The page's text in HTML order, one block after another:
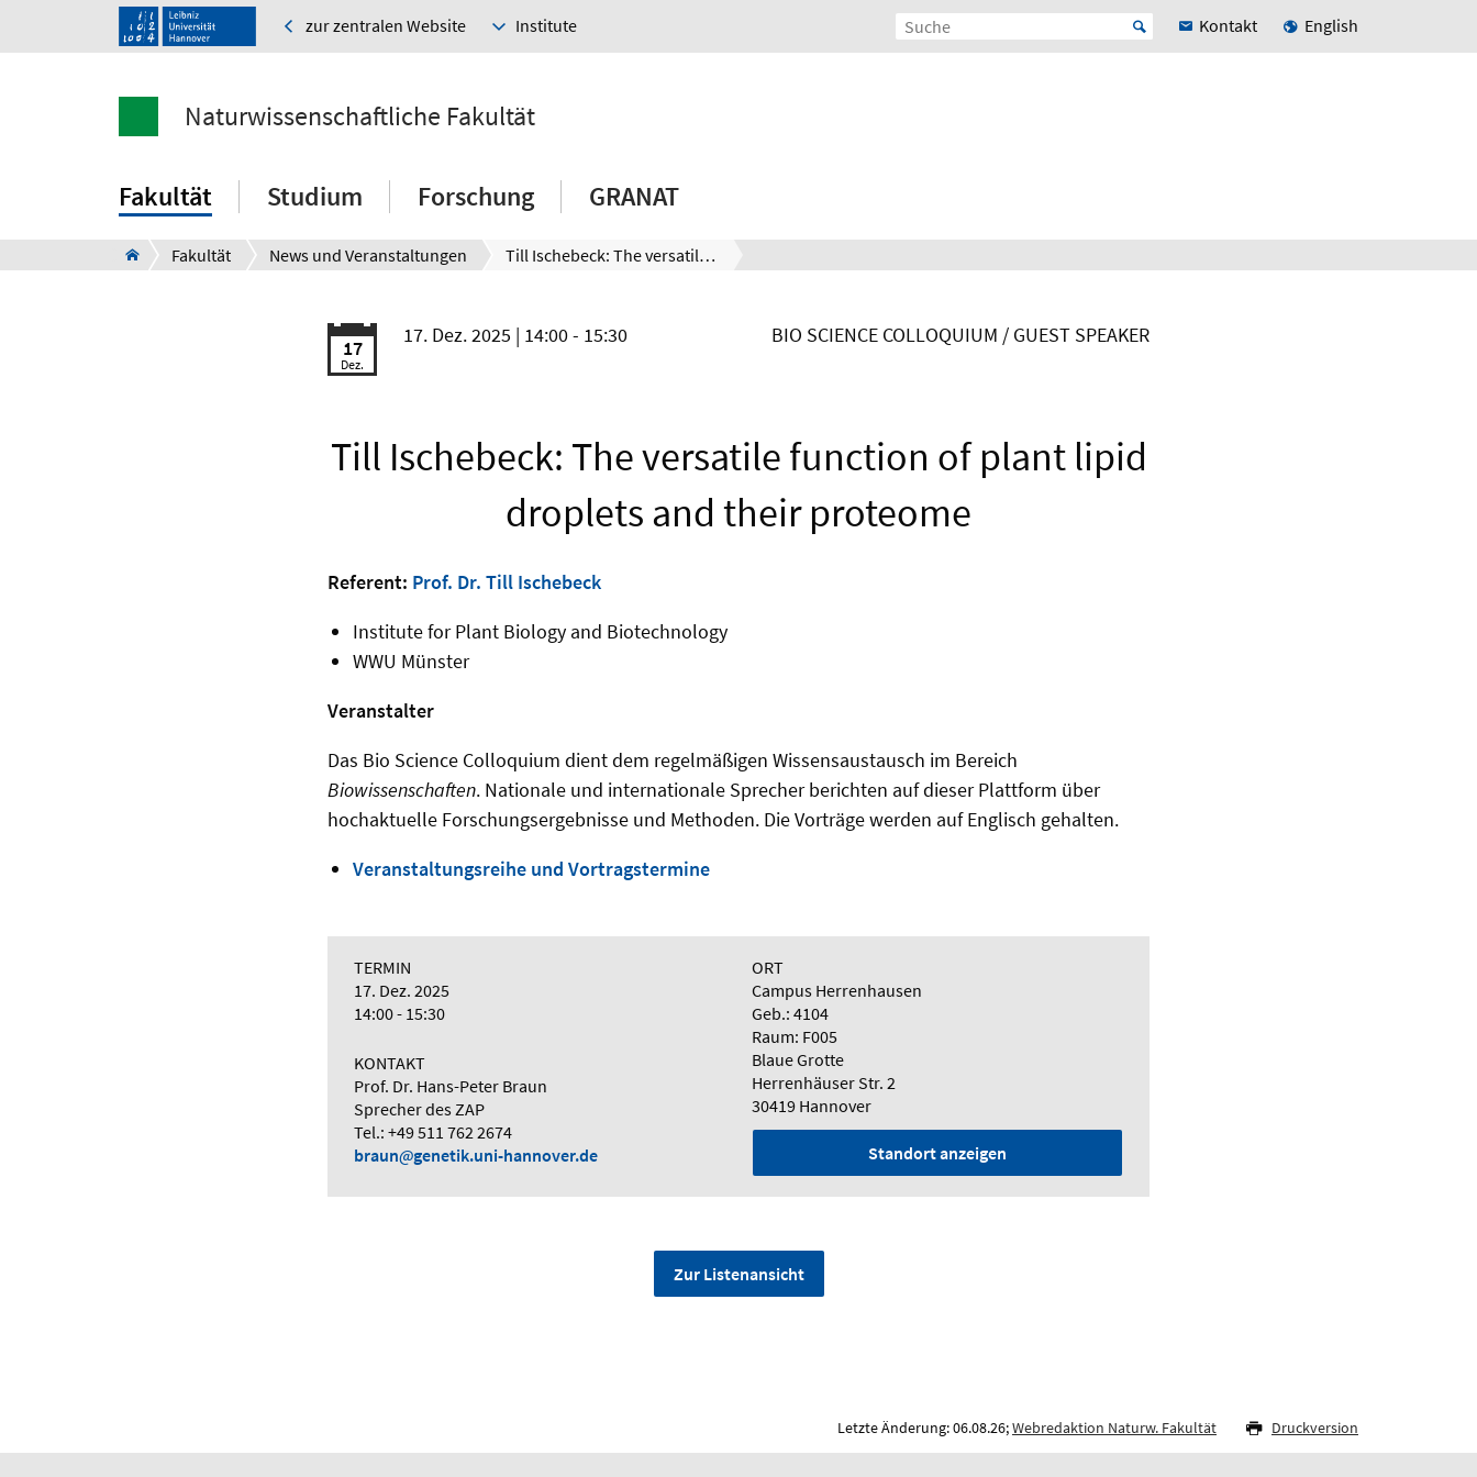
zur zentralen Website Institute Kontakt English
Naturwissenschaftliche Fakultät
Fakultät Studium Forschung GRANAT
Fakultät News und Veranstaltungen Till Ischebeck: The versatile function of plant lipid droplets and their proteome
17
Dez.
17. Dez. 2025 | 14:00 - 15:30 BIO SCIENCE COLLOQUIUM / GUEST SPEAKER
Till Ischebeck: The versatile function of plant lipid
droplets and their proteome
Referent: Prof. Dr. Till Ischebeck
Institute for Plant Biology and Biotechnology
WWU Münster
Veranstalter
Das Bio Science Colloquium dient dem regelmäßigen Wissensaustausch im Bereich
Biowissenschaften. Nationale und internationale Sprecher berichten auf dieser Plattform über
hochaktuelle Forschungsergebnisse und Methoden. Die Vorträge werden auf Englisch gehalten.
Veranstaltungsreihe und Vortragstermine
TERMIN
17. Dez. 2025
14:00 - 15:30
KONTAKT
Prof. Dr. Hans-Peter Braun
Sprecher des ZAP
Tel.: +49 511 762 2674
braun
genetik.uni-hannover.de
ORT
Campus Herrenhausen
Geb.: 4104
Raum: F005
Blaue Grotte
Herrenhäuser Str. 2
30419 Hannover
Standort anzeigen
Zur Listenansicht
Letzte Änderung: 06.08.26;Webredaktion Naturw. Fakultät Druckversion